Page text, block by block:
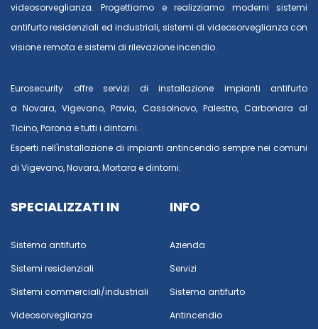
videosorveglianza. Progettiamo e realizziamo moderni sistemi
antifurto residenziali ed industriali, sistemi di videosorveglianza con
visione remota e sistemi di rilevazione incendio.
Eurosecurity offre servizi di installazione impianti antifurto
aNovara,Vigevano,Pavia, Cassolnovo, Palestro, Carbonara al
Ticino,Parona e tutti i dintorni.
Esperti nell'installazione di impianti antincendio sempre nei comuni
di Vigevano,Novara,Mortara e dintorni.
SPECIALIZZATI IN
Sistema antifurto
Sistemi residenziali
Sistemi commerciali/industriali
Videosorveglianza
INFO
Azienda
Servizi
Sistema antifurto
Antincendio